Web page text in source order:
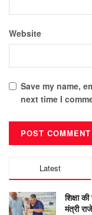
Website
Save my name,
next time I
Latest
शिक्षा
मंत्री